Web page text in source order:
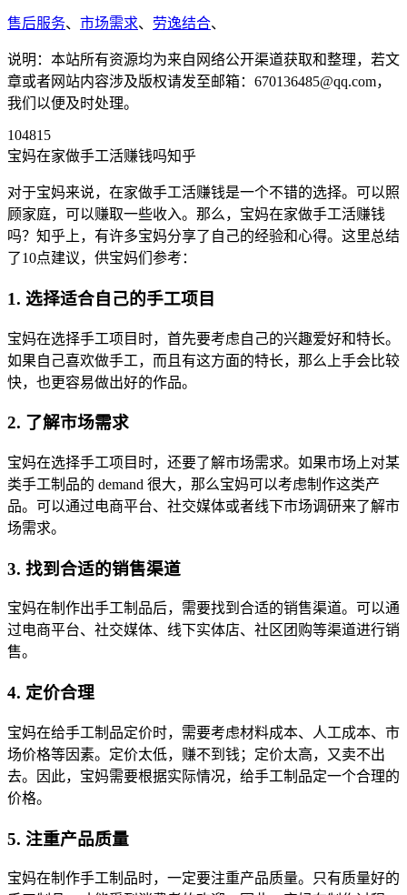
售后服务、 市场需求、 劳逸结合、
说明：本站所有资源均为来自网络公开渠道获取和整理，若文
章或者网站内容涉及版权请发至邮箱：670136485@qq.com，
我们以便及时处理。
104815
宝妈在家做手工活赚钱吗知乎
对于宝妈来说，在家做手工活赚钱是一个不错的选择。可以照
顾家庭，可以赚取一些收入。那么，宝妈在家做手工活赚钱
吗？知乎上，有许多宝妈分享了自己的经验和心得。这里总结
了10点建议，供宝妈们参考：
1. 选择适合自己的手工项目
宝妈在选择手工项目时，首先要考虑自己的兴趣爱好和特长。
如果自己喜欢做手工，而且有这方面的特长，那么上手会比较
快，也更容易做出好的作品。
2. 了解市场需求
宝妈在选择手工项目时，还要了解市场需求。如果市场上对某
类手工制品的 demand 很大，那么宝妈可以考虑制作这类产
品。可以通过电商平台、社交媒体或者线下市场调研来了解市
场需求。
3. 找到合适的销售渠道
宝妈在制作出手工制品后，需要找到合适的销售渠道。可以通
过电商平台、社交媒体、线下实体店、社区团购等渠道进行销
售。
4. 定价合理
宝妈在给手工制品定价时，需要考虑材料成本、人工成本、市
场价格等因素。定价太低，赚不到钱；定价太高，又卖不出
去。因此，宝妈需要根据实际情况，给手工制品定一个合理的
价格。
5. 注重产品质量
宝妈在制作手工制品时，一定要注重产品质量。只有质量好的